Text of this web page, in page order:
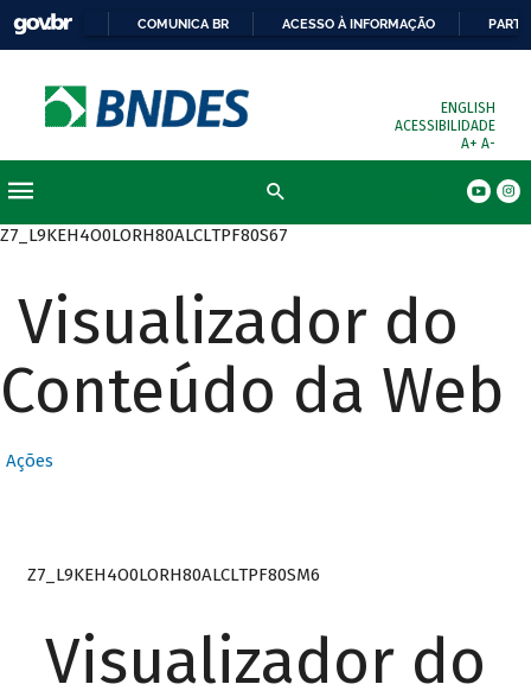
COMUNICA BR ACESSO À INFORMAÇÃO
ENGLISH
ACESSIBILIDADE
A+ A-
Z7_L9KEH4O0LORH80ALCLTPF80S67
Visualizador do
Conteúdo da Web
Ações
Z7_L9KEH4O0LORH80ALCLTPF80SM6
Visualizador do